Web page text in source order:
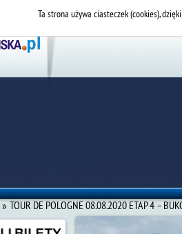
»TOUR DE POLOGNE 08.08.2020 ETAP 4 –
Ta strona używa ciasteczek (cookies),